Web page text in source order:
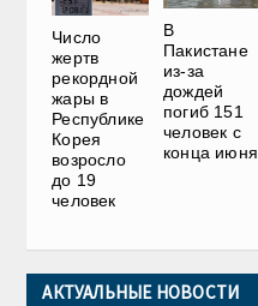
Число
жертв
рекордной
жары в
Республике
Корея
возросло
до 19
человек
В
Пакистане
из-за
дождей
погиб 151
человек с
конца июня
АКТУАЛЬНЫЕ НОВОСТИ